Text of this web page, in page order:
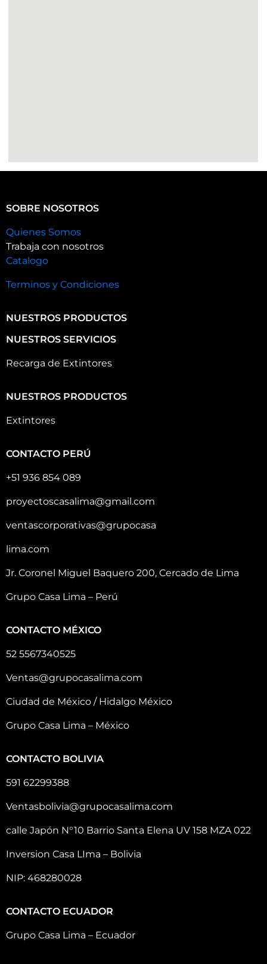
SOBRE NOSOTROS
Quienes Somos
Trabaja con nosotros
Catalogo
Terminos y Condiciones
NUESTROS PRODUCTOS
NUESTROS SERVICIOS
Recarga de Extintores
NUESTROS PRODUCTOS
Extintores
CONTACTO PERÚ
+51 936 854 089
proyectoscasalima@gmail.com
ventascorporativas@grupocasa
lima.com
Jr. Coronel Miguel Baquero 200, Cercado de Lima
Grupo Casa Lima – Perú
CONTACTO MÉXICO
52 5567340525
Ventas@grupocasalima.com
Ciudad de México / Hidalgo México
Grupo Casa Lima – México
CONTACTO BOLIVIA
591 62299388
Ventasbolivia@grupocasalima.com
calle Japón N°10 Barrio Santa Elena UV 158 MZA 022
Inversion Casa LIma – Bolivia
NIP: 468280028
CONTACTO ECUADOR
Grupo Casa Lima – Ecuador